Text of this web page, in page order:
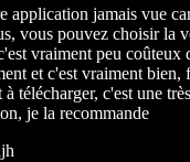
application jamais vue
vous pouvez choisir la
vraiment peu coûteux
et c'est vraiment bien,
à télécharger, c'est une
je la recommande